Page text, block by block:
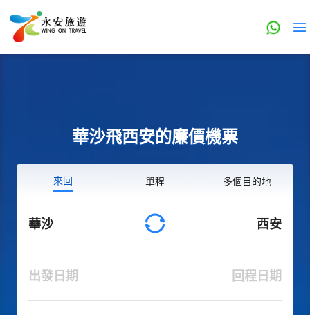
華沙飛西安的廉價機票
來回 單程 多個目的地
華沙 西安
出發日期 回程日期